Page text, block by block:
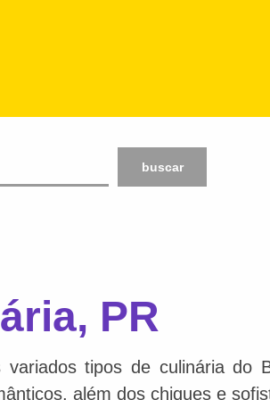
buscar
PR
tipos de culinária
além dos chiques e